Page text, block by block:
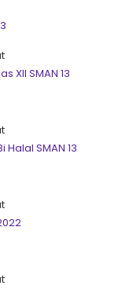
XII SMAN 13
SMAN 13